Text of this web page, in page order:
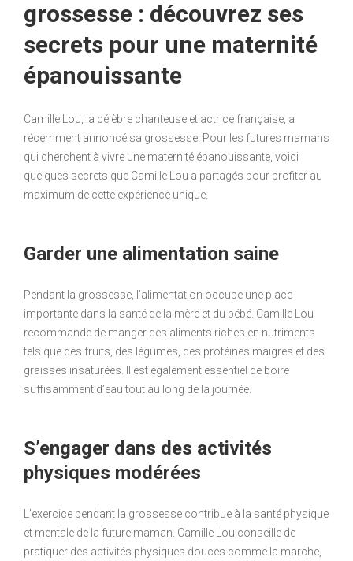
grossesse : découvrez ses
secrets pour une maternité
épanouissante
Camille Lou, la célèbre chanteuse et actrice française, a
récemment annoncé sa grossesse. Pour les futures mamans
qui cherchent à vivre une maternité épanouissante, voici
quelques secrets que Camille Lou a partagés pour profiter au
maximum de cette expérience unique.
Garder une alimentation saine
Pendant la grossesse, l’alimentation occupe une place
importante dans la santé de la mère et du bébé. Camille Lou
recommande de manger des aliments riches en nutriments
tels que des fruits, des légumes, des protéines maigres et des
graisses insaturées. Il est également essentiel de boire
suffisamment d’eau tout au long de la journée.
S’engager dans des activités
physiques modérées
L’exercice pendant la grossesse contribue à la santé physique
et mentale de la future maman. Camille Lou conseille de
pratiquer des activités physiques douces comme la marche,